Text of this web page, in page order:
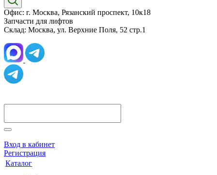
Офис: г. Москва, Рязанский проспект, 10к18
Запчасти для лифтов
Склад: Москва, ул. Верхние Поля, 52 стр.1
Вход в кабинет
Регистрация
Каталог